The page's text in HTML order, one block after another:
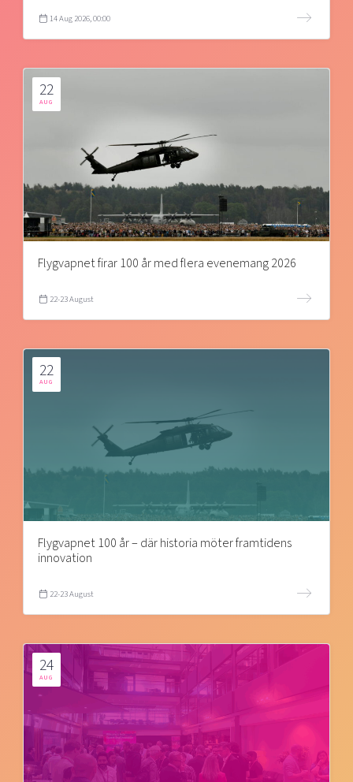
14 Aug 2026, 00:00
22
AUG
Flygvapnet firar 100 år med flera evenemang 2026
22-23 August
22
AUG
Flygvapnet 100 år – där historia möter framtidens
innovation
22-23 August
24
AUG